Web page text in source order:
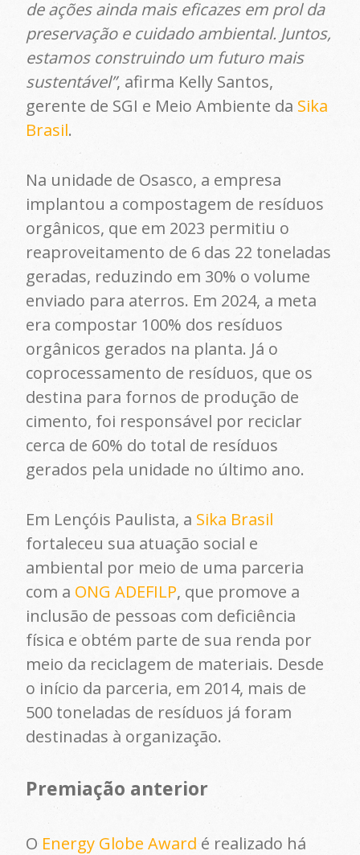
de ações ainda mais eficazes em prol da
preservação e cuidado ambiental. Juntos,
estamos construindo um futuro mais
sustentável”, afirma Kelly Santos,
gerente de SGI e Meio Ambiente da Sika
Brasil.
Na unidade de Osasco, a empresa
implantou a compostagem de resíduos
orgânicos, que em 2023 permitiu o
reaproveitamento de 6 das 22 toneladas
geradas, reduzindo em 30% o volume
enviado para aterros. Em 2024, a meta
era compostar 100% dos resíduos
orgânicos gerados na planta. Já o
coprocessamento de resíduos, que os
destina para fornos de produção de
cimento, foi responsável por reciclar
cerca de 60% do total de resíduos
gerados pela unidade no último ano.
Em Lençóis Paulista, a Sika Brasil
fortaleceu sua atuação social e
ambiental por meio de uma parceria
com a ONG ADEFILP, que promove a
inclusão de pessoas com deficiência
física e obtém parte de sua renda por
meio da reciclagem de materiais. Desde
o início da parceria, em 2014, mais de
500 toneladas de resíduos já foram
destinadas à organização.
Premiação anterior
O Energy Globe Award é realizado há